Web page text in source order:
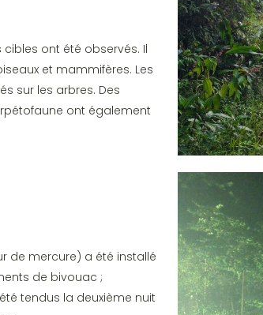
ont été observés. Il
et mammifères. Les
sur les arbres. Des
ont également
de mercure) a été installé
de bivouac ;
tendus la deuxième nuit